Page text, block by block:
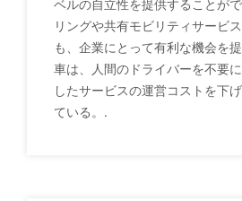
ベルの自立性を提供することが
リングや共有モビリティサービ
も、企業にとって有利な機会を
車は、人間のドライバーを不要
したサービスの運営コストを下
ている。.